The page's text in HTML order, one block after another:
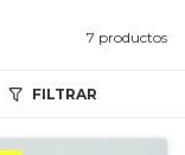
7 productos
FILTRAR